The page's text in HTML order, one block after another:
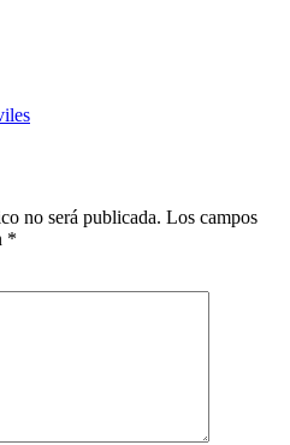
no será publicada. Los campos
*